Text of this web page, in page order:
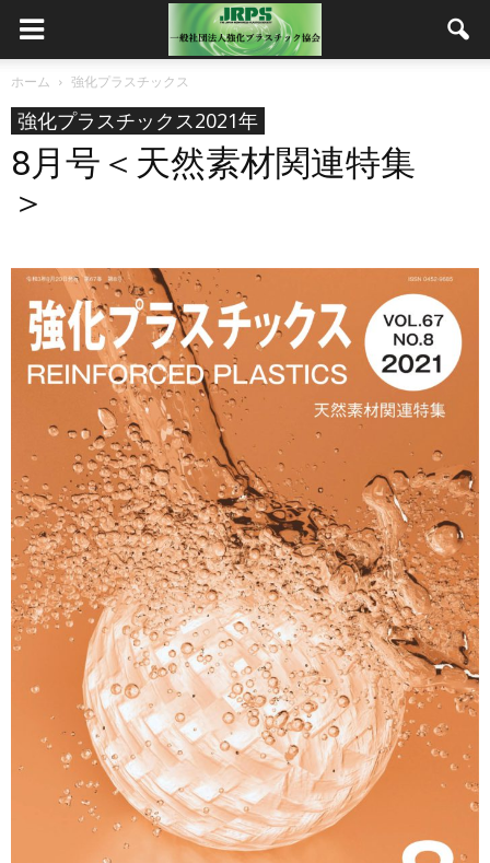
ホーム 強化プラスチックス
強化プラスチックス2021年
8月号＜天然素材関連特集
＞